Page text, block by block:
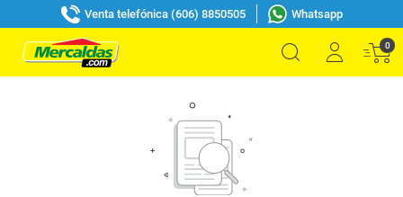
Venta telefónica (606) 8850505 Whatsapp
0